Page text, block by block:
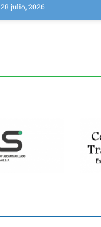
28 julio, 2026